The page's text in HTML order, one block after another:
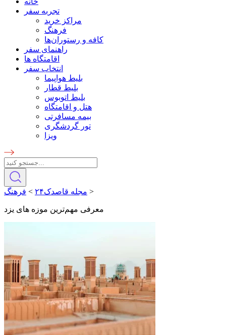
تجربه سفر
مراکز خرید
فرهنگ
کافه و رستوران‌ها
راهنمای سفر
اقامتگاه ها
انتخاب سفر
بلیط هواپیما
بلیط قطار
بلیط اتوبوس
هتل و اقامتگاه
بیمه مسافرتی
تور گردشگری
ویزا
مجله قاصدک۲۴ > فرهنگ >
معرفی مهم‌ترین موزه های یزد